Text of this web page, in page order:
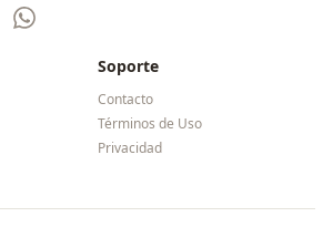
Soporte
Contacto
Términos de Uso
Privacidad